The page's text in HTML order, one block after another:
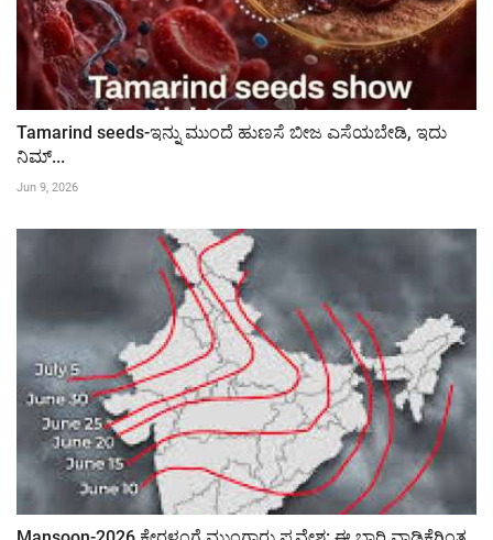
Tamarind seeds-ಇನ್ನು ಮುಂದೆ ಹುಣಸೆ ಬೀಜ ಎಸೆಯಬೇಡಿ, ಇದು
ನಿಮ್...
Jun 9, 2026